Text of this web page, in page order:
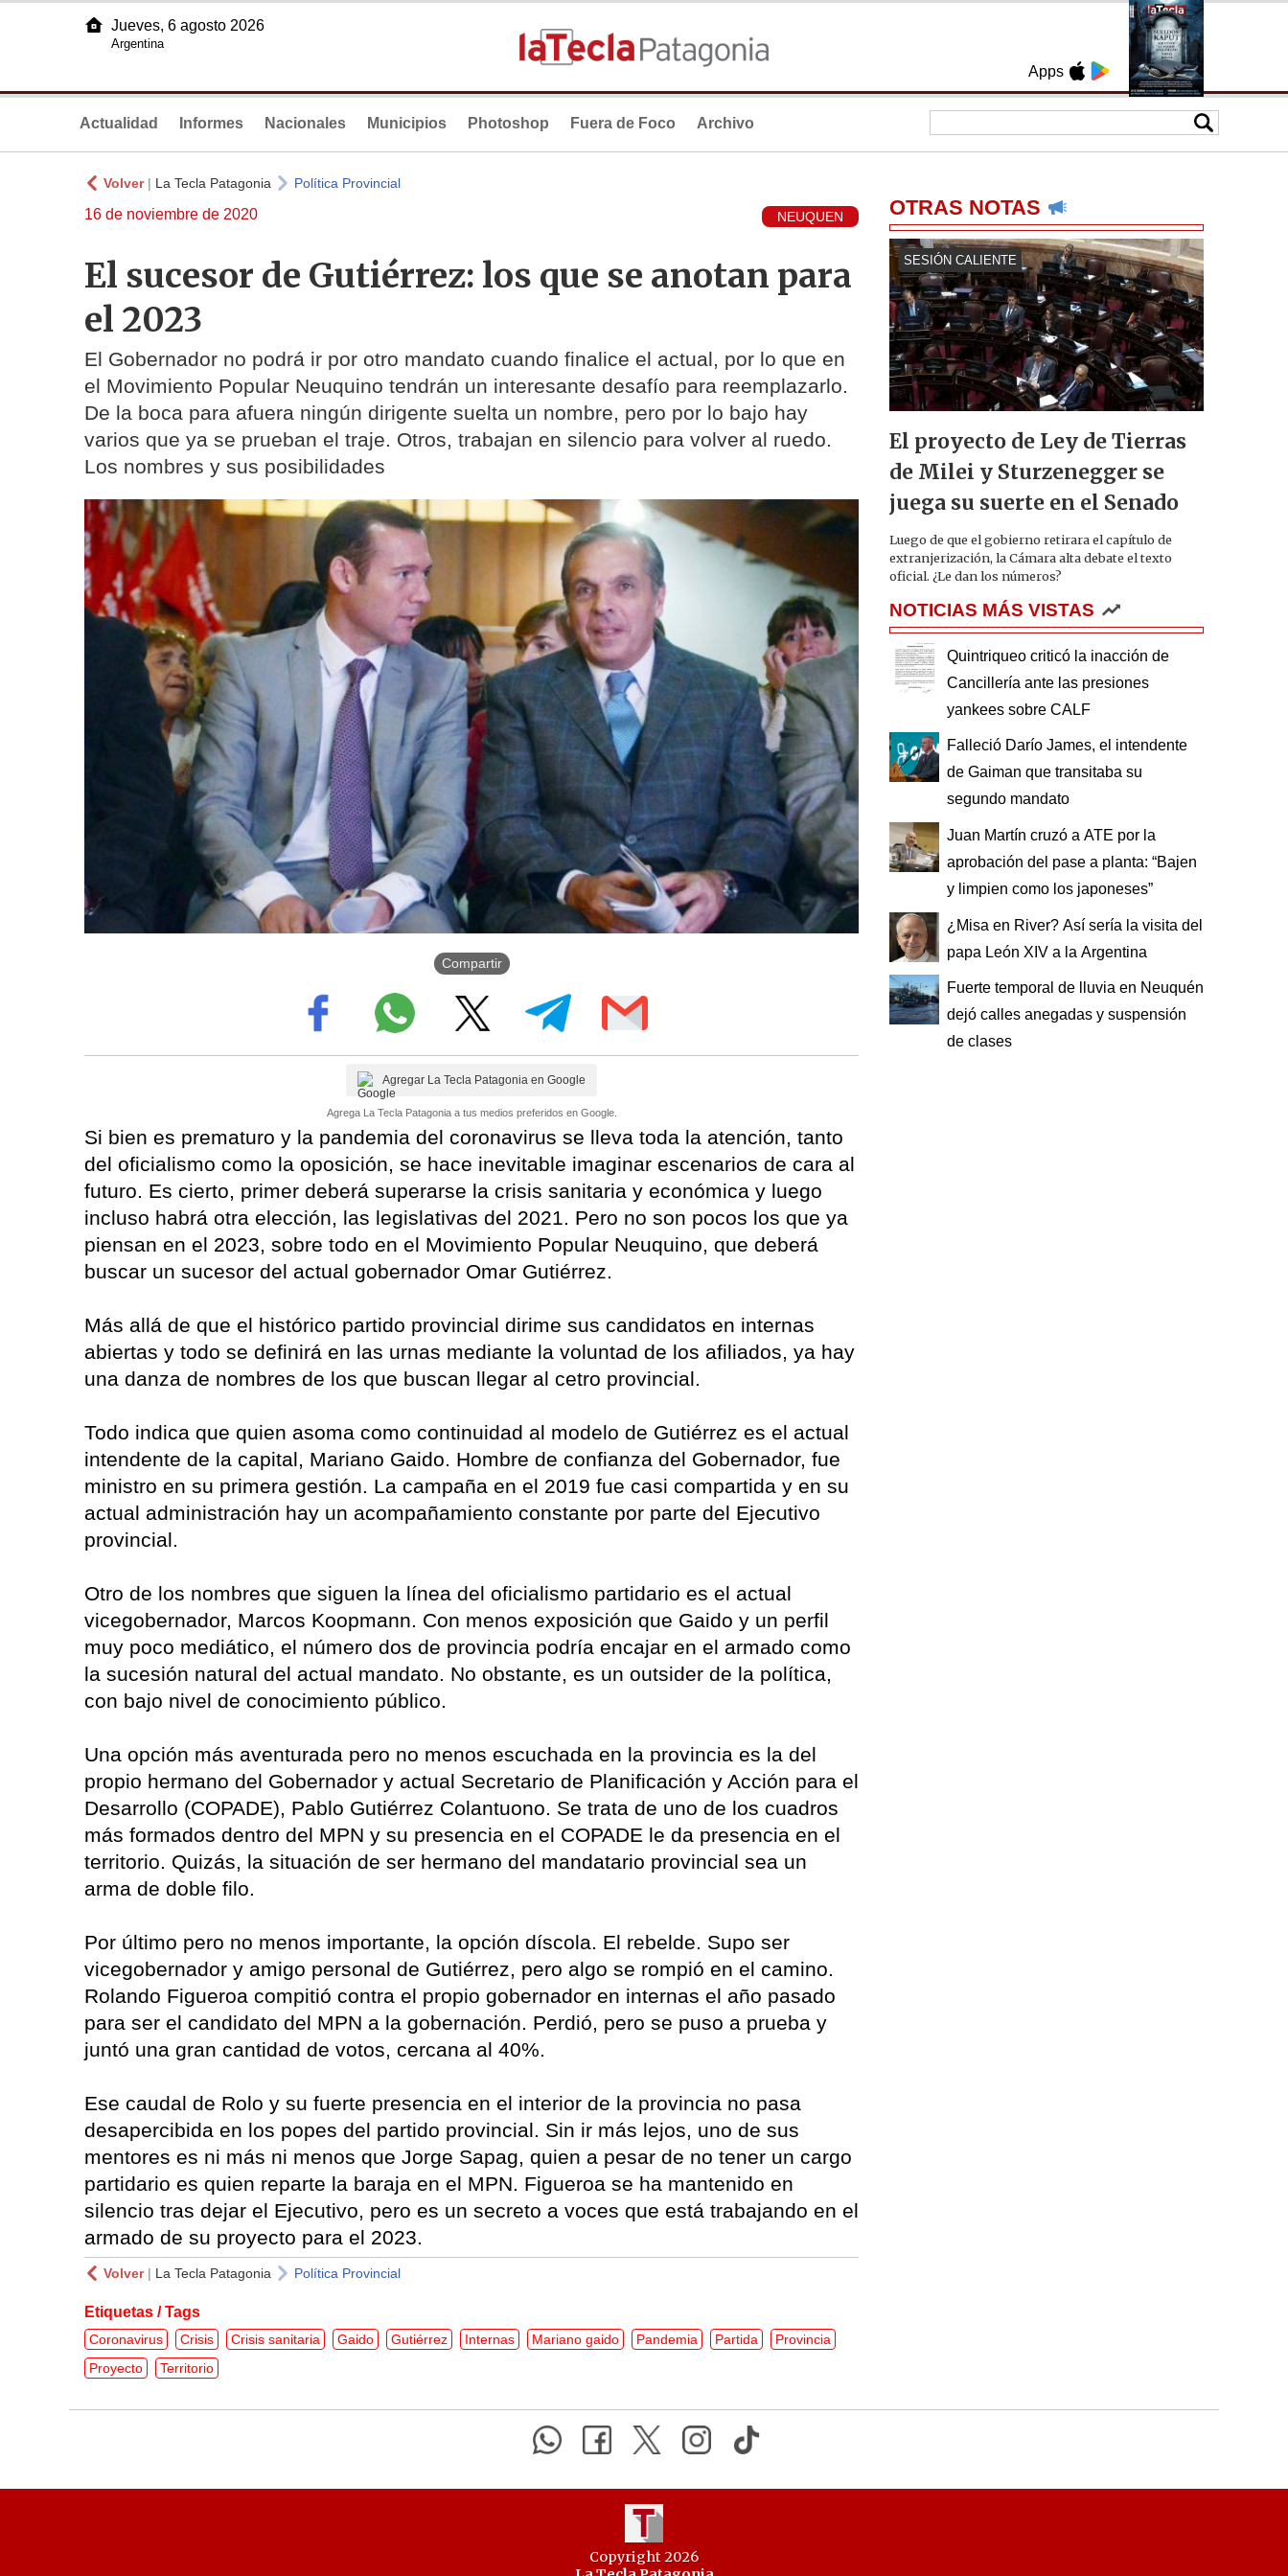
Apps
Jueves, 6 agosto 2026
Argentina
Actualidad Informes Nacionales Municipios Photoshop Fuera de Foco Archivo
Volver| La Tecla Patagonia Política Provincial
16 de noviembre de 2020 NEUQUEN
El sucesor de Gutiérrez: los que se anotan para
el 2023
El Gobernador no podrá ir por otro mandato cuando finalice el actual, por lo que en
el Movimiento Popular Neuquino tendrán un interesante desafío para reemplazarlo.
De la boca para afuera ningún dirigente suelta un nombre, pero por lo bajo hay
varios que ya se prueban el traje. Otros, trabajan en silencio para volver al ruedo.
Los nombres y sus posibilidades
Compartir
Agregar La Tecla Patagonia en Google
Agrega La Tecla Patagonia a tus medios preferidos en Google.
Si bien es prematuro y la pandemia del coronavirus se lleva toda la atención, tanto
del oficialismo como la oposición, se hace inevitable imaginar escenarios de cara al
futuro. Es cierto, primer deberá superarse la crisis sanitaria y económica y luego
incluso habrá otra elección, las legislativas del 2021. Pero no son pocos los que ya
piensan en el 2023, sobre todo en el Movimiento Popular Neuquino, que deberá
buscar un sucesor del actual gobernador Omar Gutiérrez.
Más allá de que el histórico partido provincial dirime sus candidatos en internas
abiertas y todo se definirá en las urnas mediante la voluntad de los afiliados, ya hay
una danza de nombres de los que buscan llegar al cetro provincial.
Todo indica que quien asoma como continuidad al modelo de Gutiérrez es el actual
intendente de la capital, Mariano Gaido. Hombre de confianza del Gobernador, fue
ministro en su primera gestión. La campaña en el 2019 fue casi compartida y en su
actual administración hay un acompañamiento constante por parte del Ejecutivo
provincial.
Otro de los nombres que siguen la línea del oficialismo partidario es el actual
vicegobernador, Marcos Koopmann. Con menos exposición que Gaido y un perfil
muy poco mediático, el número dos de provincia podría encajar en el armado como
la sucesión natural del actual mandato. No obstante, es un outsider de la política,
con bajo nivel de conocimiento público.
Una opción más aventurada pero no menos escuchada en la provincia es la del
propio hermano del Gobernador y actual Secretario de Planificación y Acción para el
Desarrollo (COPADE), Pablo Gutiérrez Colantuono. Se trata de uno de los cuadros
más formados dentro del MPN y su presencia en el COPADE le da presencia en el
territorio. Quizás, la situación de ser hermano del mandatario provincial sea un
arma de doble filo.
Por último pero no menos importante, la opción díscola. El rebelde. Supo ser
vicegobernador y amigo personal de Gutiérrez, pero algo se rompió en el camino.
Rolando Figueroa compitió contra el propio gobernador en internas el año pasado
para ser el candidato del MPN a la gobernación. Perdió, pero se puso a prueba y
juntó una gran cantidad de votos, cercana al 40%.
Ese caudal de Rolo y su fuerte presencia en el interior de la provincia no pasa
desapercibida en los popes del partido provincial. Sin ir más lejos, uno de sus
mentores es ni más ni menos que Jorge Sapag, quien a pesar de no tener un cargo
partidario es quien reparte la baraja en el MPN. Figueroa se ha mantenido en
silencio tras dejar el Ejecutivo, pero es un secreto a voces que está trabajando en el
armado de su proyecto para el 2023.
Volver| La Tecla Patagonia Política Provincial
Etiquetas / Tags
Coronavirus Crisis Crisis sanitaria Gaido Gutiérrez Internas Mariano gaido Pandemia Partida
Provincia
Proyecto
Territorio
OTRAS NOTAS
SESIÓN CALIENTE
El proyecto de Ley de Tierras
de Milei y Sturzenegger se
juega su suerte en el Senado
Luego de que el gobierno retirara el capítulo de
extranjerización, la Cámara alta debate el texto
oficial. ¿Le dan los números?
NOTICIAS MÁS VISTAS
Quintriqueo criticó la inacción de
Cancillería ante las presiones
yankees sobre CALF
Falleció Darío James, el intendente
de Gaiman que transitaba su
segundo mandato
Juan Martín cruzó a ATE por la
aprobación del pase a planta: “Bajen
y limpien como los japoneses”
¿Misa en River? Así sería la visita del
papa León XIV a la Argentina
Fuerte temporal de lluvia en Neuquén
dejó calles anegadas y suspensión
de clases
Copyright 2026